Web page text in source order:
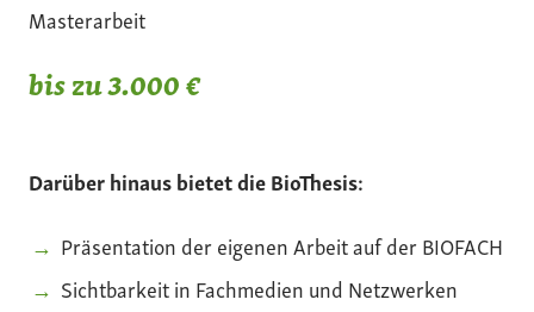
Masterarbeit
bis zu 3.000 €
Darüber hinaus bietet die BioThesis:
Präsentation der eigenen Arbeit auf der BIOFACH
Sichtbarkeit in Fachmedien und Netzwerken